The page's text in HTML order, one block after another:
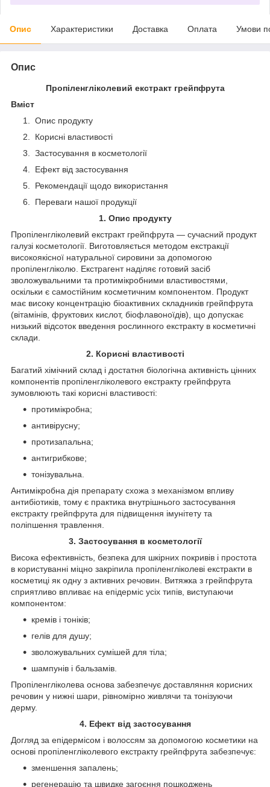
Опис Характеристики Доставка Оплата Умови
Опис
Пропіленгліколевий екстракт грейпфрута
Вміст
Опис продукту
Корисні властивості
Застосування в косметології
Ефект від застосування
Рекомендації щодо використання
Переваги нашої продукції
1. Опис продукту
Пропіленгліколевий екстракт грейпфрута — сучасний продукт
галузі косметології. Виготовляється методом екстракції
високоякісної натуральної сировини за допомогою
пропіленгліколю. Екстрагент наділяє готовий засіб
зволожувальними та протимікробними властивостями,
оскільки є самостійним косметичним компонентом. Продукт
має високу концентрацію біоактивних складників грейпфрута
(вітамінів, фруктових кислот, біофлавоноїдів), що допускає
низький відсоток введення рослинного екстракту в косметичні
склади.
2. Корисні властивості
Багатий хімічний склад і достатня біологічна активність цінних
компонентів пропіленгліколевого екстракту грейпфрута
зумовлюють такі корисні властивості:
протимікробна;
антивірусну;
протизапальна;
антигрибкове;
тонізувальна.
Антимікробна дія препарату схожа з механізмом впливу
антибіотиків, тому є практика внутрішнього застосування
екстракту грейпфрута для підвищення імунітету та
поліпшення травлення.
3. Застосування в косметології
Висока ефективність, безпека для шкірних покривів і простота
в користуванні міцно закріпила пропіленгліколеві екстракти в
косметиці як одну з активних речовин. Витяжка з грейпфрута
сприятливо впливає на епідерміс усіх типів, виступаючи
компонентом:
кремів і тоніків;
гелів для душу;
зволожувальних сумішей для тіла;
шампунів і бальзамів.
Пропіленгліколева основа забезпечує доставляння корисних
речовин у нижні шари, рівномірно живлячи та тонізуючи
дерму.
4. Ефект від застосування
Догляд за епідермісом і волоссям за допомогою косметики на
основі пропіленгліколевого екстракту грейпфрута забезпечує:
зменшення запалень;
регенерацію та швидке загоєння пошкоджень